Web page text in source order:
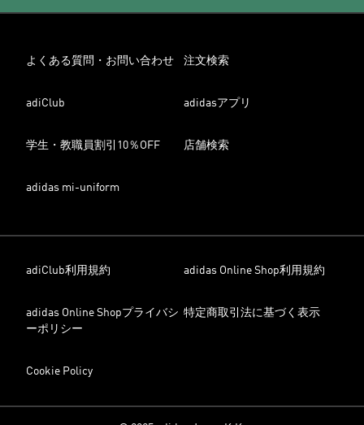
よくある質問・お問い合わせ 注文検索
adiClub adidasアプリ
学生・教職員割引10％OFF 店舗検索
adidas mi-uniform
adiClub利用規約 adidas Online Shop利用規約
adidas Online Shopプライバシ
ーポリシー
特定商取引法に基づく表示
Cookie Policy